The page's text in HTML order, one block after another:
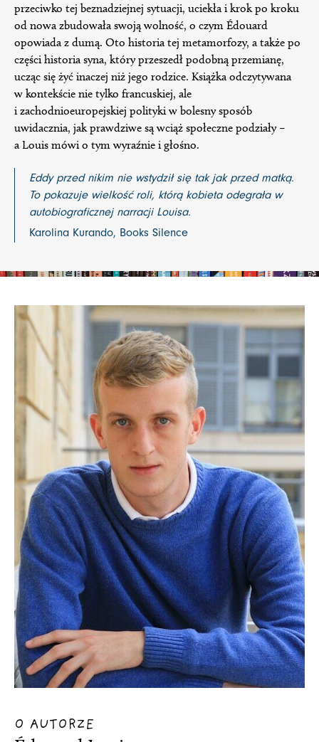
przeciwko tej beznadziejnej sytuacji, uciekła i krok po kroku
od nowa zbudowała swoją wolność, o czym Édouard
opowiada z dumą. Oto historia tej metamorfozy, a także po
części historia syna, który przeszedł podobną przemianę,
ucząc się żyć inaczej niż jego rodzice. Książka odczytywana
w kontekście nie tylko francuskiej, ale
i zachodnioeuropejskiej polityki w bolesny sposób
uwidacznia, jak prawdziwe są wciąż społeczne podziały –
a Louis mówi o tym wyraźnie i głośno.
Eddy przed nikim nie wstydził się tak jak przed matką.
To pokazuje wielkość roli, którą kobieta odegrała w
autobiograficznej narracji Louisa.
Karolina Kurando, Books Silence
O AUTORZE